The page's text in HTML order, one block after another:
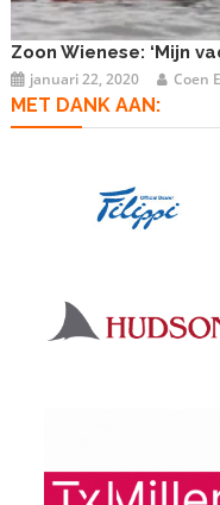
Zoon Wienese: ‘Mijn
januari 22, 2020 Coen
MET DANK AAN: